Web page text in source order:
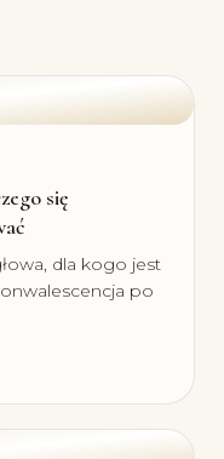
się
dla kogo jest
po